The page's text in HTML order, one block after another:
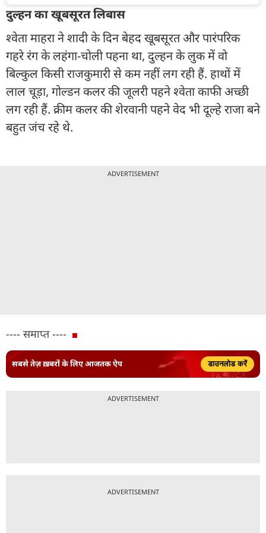
दुल्हन का खूबसूरत लिबास
श्वेता माहरा ने शादी के दिन बेहद खूबसूरत और पारंपरिक
गहरे रंग के लहंगा-चोली पहना था, दुल्हन के लुक में वो
बिल्कुल किसी राजकुमारी से कम नहीं लग रही हैं. हाथों में
लाल चूड़ा, गोल्डन कलर की जूलरी पहने श्वेता काफी अच्छी
लग रही हैं. क्रीम कलर की शेरवानी पहने वेद भी दूल्हे राजा बने
बहुत जंच रहे थे.
ADVERTISEMENT
---- समाप्त ----
सबसे तेज़ ख़बरों के लिए आजतक ऐप डाउनलोड करें
ADVERTISEMENT
ADVERTISEMENT